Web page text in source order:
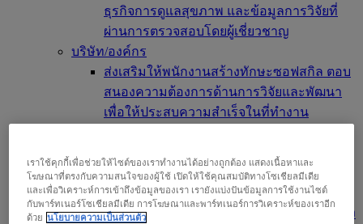
ธุรกิจการดูแลสุขภาพ และข้อมูลการวิจัยที่
ผ่านการตรวจสอบโดยผู้เชี่ยวชาญ
บริษัท/องค์กร
ส่งเสริมให้พนักงานสร้างทักษะซอฟสกิล ตอบ
สนองความต้องการด้านการวิจัยและพัฒนา
เพื่อให้ประสบความสำเร็จในที่ทำงาน
เพิ่มเนื้อหาของคุณในตลาดใหม่ที่มีอยู่
นักวิจัย และ นักศึกษา
ค้นหาองค์กรของคุณเพื่อเข้าถึงผลิตภัณฑ์ของ
เราใช้คุกกี้เพื่อช่วยให้ไซต์ของเราทำงานได้อย่างถูกต้อง แสดงเนื้อหาและ
โฆษณาที่ตรงกับความสนใจของผู้ใช้ เปิดให้ใช้คุณสมบัติทางโซเชียลมีเดีย
และเพื่อวิเคราะห์การเข้าถึงข้อมูลของเรา เรายังแบ่งปันข้อมูลการใช้งานไซต์
กับพาร์ทเนอร์โซเชียลมีเดีย การโฆษณาและพาร์ทเนอร์การวิเคราะห์ของเราอีก
ด้วย นโยบายความเป็นส่วนตัว